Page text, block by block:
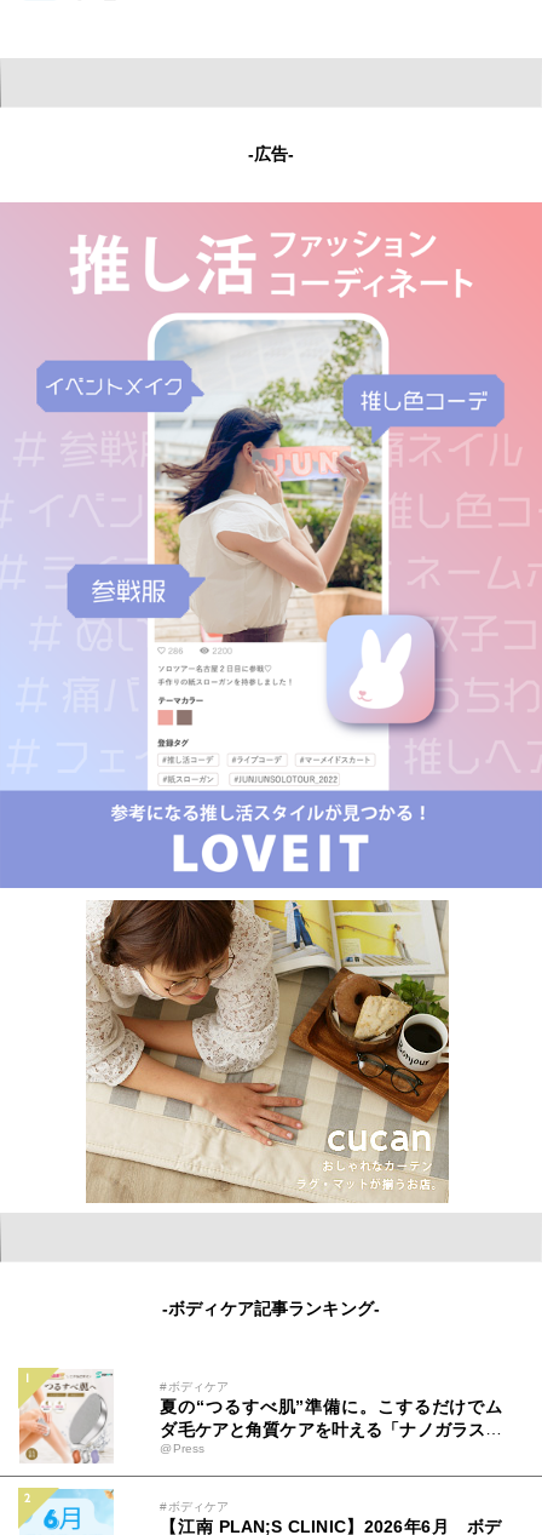
-広告-
-ボディケア記事ランキング-
#ボディケア
夏の“つるすべ肌”準備に。こするだけでム
ダ毛ケアと角質ケアを叶える「ナノガラス脱
毛器」が登場
@Press
#ボディケア
【江南 PLAN;S CLINIC】2026年6月 ボデ